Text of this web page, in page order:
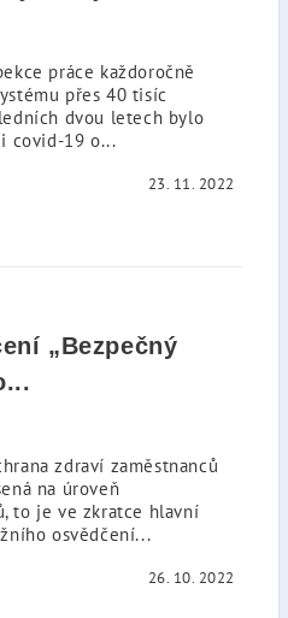
práce každoročně
přes 40 tisíc
dvou letech bylo
covid-19 o...
23. 11. 2022
„Bezpečný
zdraví zaměstnanců
na úroveň
to je ve zkratce hlavní
osvědčení...
26. 10. 2022